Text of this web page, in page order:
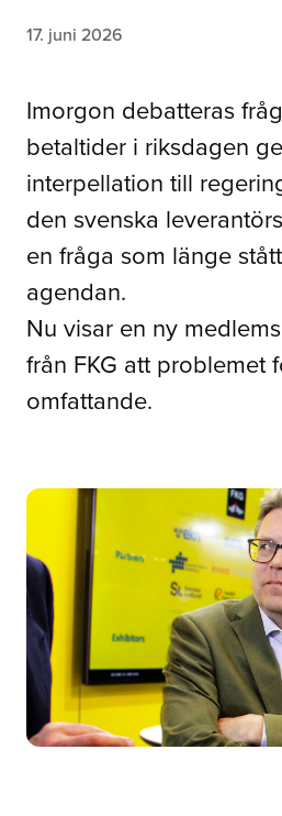
17. juni 2026
Imorgon debatteras
betaltider i riksdagen
interpellation till
den svenska
en fråga som länge
agendan.
Nu visar en ny
från FKG att problemet
omfattande.